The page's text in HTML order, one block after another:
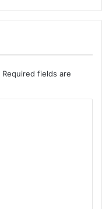
Required fields are